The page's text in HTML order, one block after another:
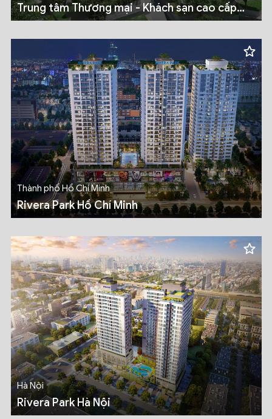
Trung tâm Thương mại - Khách sạn cao cấp
Eco Green Sài Gòn
Thành phố Hồ Chí Minh
Rivera Park Hồ Chí Minh
Hà Nội
Rivera Park Hà Nội